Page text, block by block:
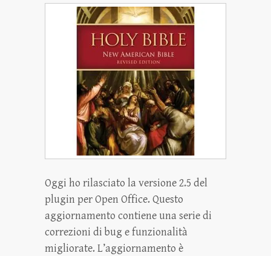
Oggi ho rilasciato la versione 2.5 del
plugin per Open Office. Questo
aggiornamento contiene una serie di
correzioni di bug e funzionalità
migliorate. L’aggiornamento è